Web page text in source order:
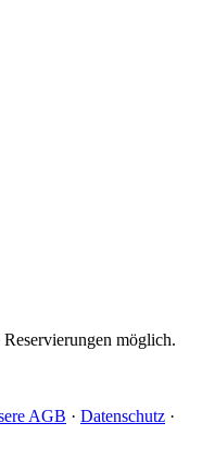
möglich.
AGB · Datenschutz ·